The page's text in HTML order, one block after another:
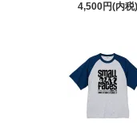
4,500円(内税)